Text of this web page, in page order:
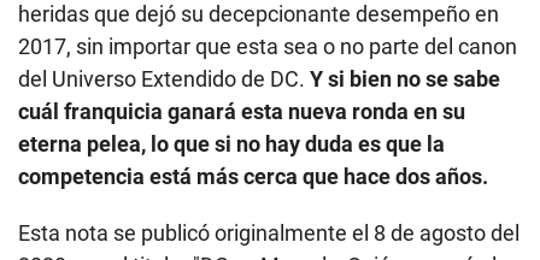
heridas que dejó su decepcionante desempeño en
2017, sin importar que esta sea o no parte del canon
del Universo Extendido de DC. Y si bien no se sabe
cuál franquicia ganará esta nueva ronda en su
eterna pelea, lo que si no hay duda es que la
competencia está más cerca que hace dos años.
Esta nota se publicó originalmente el 8 de agosto del